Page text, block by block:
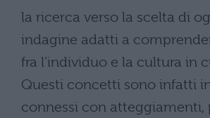
la ricerca verso la scelta di
indagine adatti a
fra l’individuo e la cultura in
Questi concetti sono infatti
connessi con atteggiamenti,